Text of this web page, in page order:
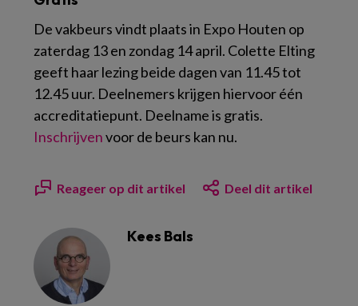
De vakbeurs vindt plaats in Expo Houten op
zaterdag 13 en zondag 14 april. Colette Elting
geeft haar lezing beide dagen van 11.45 tot
12.45 uur. Deelnemers krijgen hiervoor één
accreditatiepunt. Deelname is gratis.
Inschrijvenvoor de beurs kan nu.
Reageer op dit artikel Deel dit artikel
Kees Bals